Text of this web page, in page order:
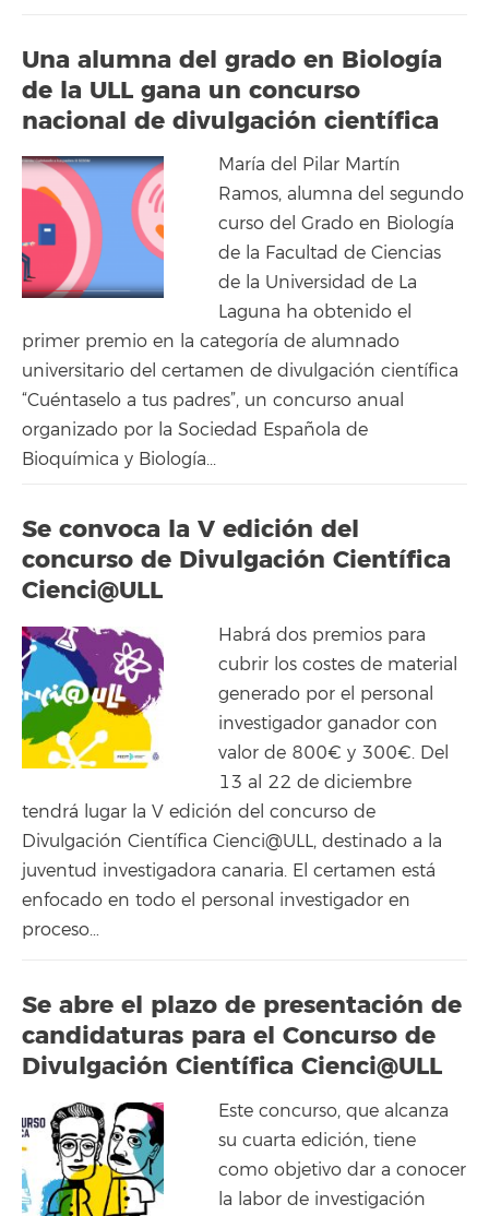
Una alumna del grado en Biología
de la ULL gana un concurso
nacional de divulgación científica
María del Pilar Martín
Ramos, alumna del segundo
curso del Grado en Biología
de la Facultad de Ciencias
de la Universidad de La
Laguna ha obtenido el
primer premio en la categoría de alumnado
universitario del certamen de divulgación científica
“Cuéntaselo a tus padres”, un concurso anual
organizado por la Sociedad Española de
Bioquímica y Biología...
Se convoca la V edición del
concurso de Divulgación Científica
Cienci@ULL
Habrá dos premios para
cubrir los costes de material
generado por el personal
investigador ganador con
valor de 800€ y 300€. Del
13 al 22 de diciembre
tendrá lugar la V edición del concurso de
Divulgación Científica Cienci@ULL, destinado a la
juventud investigadora canaria. El certamen está
enfocado en todo el personal investigador en
proceso…
Se abre el plazo de presentación de
candidaturas para el Concurso de
Divulgación Científica Cienci@ULL
Este concurso, que alcanza
su cuarta edición, tiene
como objetivo dar a conocer
la labor de investigación